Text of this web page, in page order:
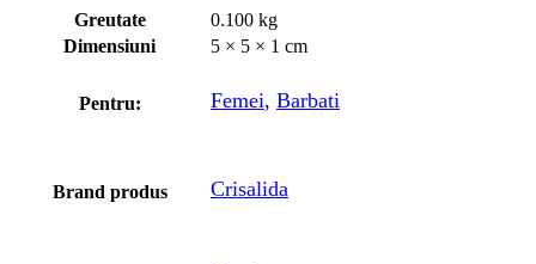
Greutate
0.100 kg
Dimensiuni
5 × 5 × 1 cm
Pentru: Femei, Barbati
Brand produs Crisalida